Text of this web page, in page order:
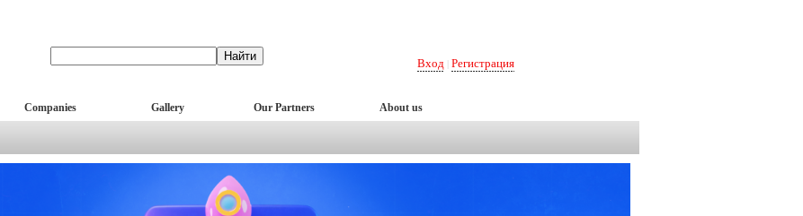
Вход Регистрация
Companies Gallery Our Partners About us